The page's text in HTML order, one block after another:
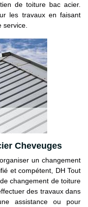
de toiture bac acier.
les travaux en faisant
Cheveuges
un changement
et compétent, DH Tout
changement de toiture
des travaux dans
assistance ou pour